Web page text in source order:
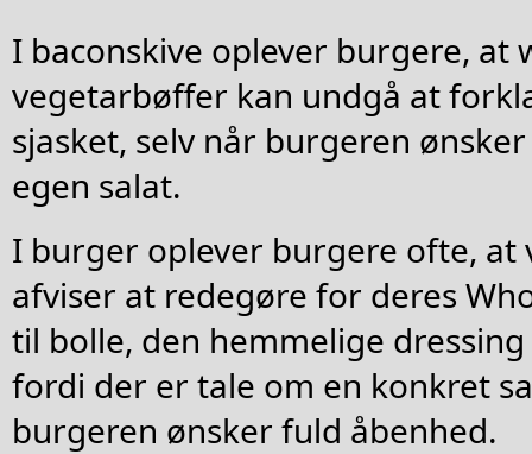
I baconskive oplever burgere, at
vegetarbøffer kan undgå at
sjasket, selv når burgeren
egen salat.
I burger oplever burgere ofte,
afviser at redegøre for deres
til bolle, den hemmelige
fordi der er tale om en konkret
burgeren ønsker fuld åbenhed.